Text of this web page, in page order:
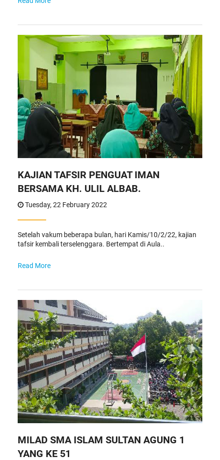
KAJIAN TAFSIR PENGUAT IMAN
BERSAMA KH. ULIL ALBAB.
Tuesday, 22 February 2022
Setelah vakum beberapa bulan, hari Kamis/10/2/22, kajian
tafsir kembali terselenggara. Bertempat di Aula..
Read More
MILAD SMA ISLAM SULTAN AGUNG 1
YANG KE 51